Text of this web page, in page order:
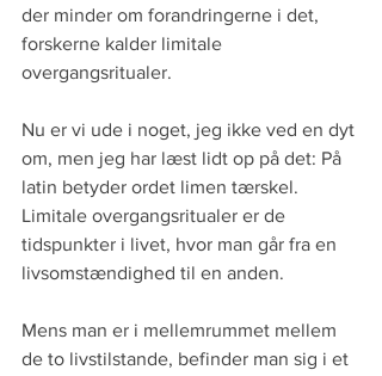
der minder om forandringerne i det,
forskerne kalder limitale
overgangsritualer.
Nu er vi ude i noget, jeg ikke ved en dyt
om, men jeg har læst lidt op på det: På
latin betyder ordet limen tærskel.
Limitale overgangsritualer er de
tidspunkter i livet, hvor man går fra en
livsomstændighed til en anden.
Mens man er i mellemrummet mellem
de to livstilstande, befinder man sig i et